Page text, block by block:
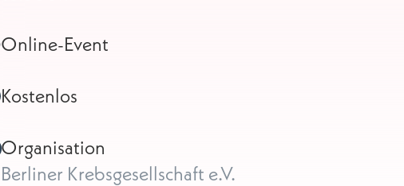
Online-Event
Kostenlos
Organisation
Berliner Krebsgesellschaft e.V.